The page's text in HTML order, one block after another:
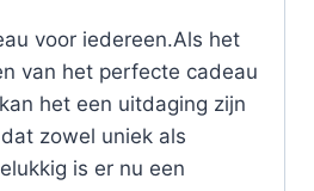
voor iedereen.Als het
van het perfecte cadeau
het een uitdaging zijn
zowel uniek als
is er nu een